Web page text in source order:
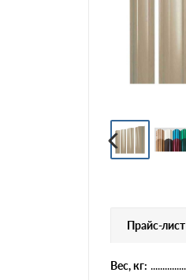
Прайс-лист
Вес, кг: